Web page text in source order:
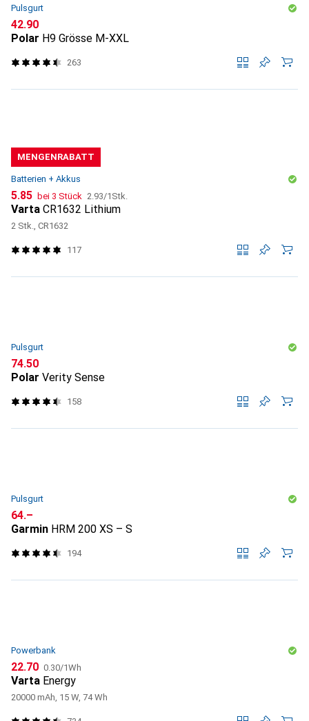
Pulsgurt
CHF
42.90
Polar H9 Grösse M-XXL
263
MENGENRABATT
Batterien + Akkus
CHF
5.85 bei 3 Stück CHF
2.93/1Stk.
Varta CR1632 Lithium
2 Stk., CR1632
117
Pulsgurt
CHF
74.50
Polar Verity Sense
158
Pulsgurt
CHF
64.–
Garmin HRM 200 XS – S
194
Powerbank
CHF
22.70 CHF
0.30/1Wh
Varta Energy
20000 mAh, 15 W, 74 Wh